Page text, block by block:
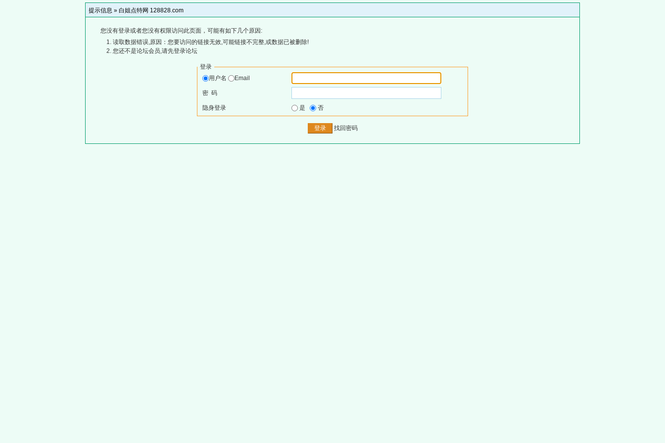
提示信息 » 白姐点特网 128828.com
您没有登录或者您没有权限访问此页面，可能有如下几个原因:
读取数据错误,原因：您要访问的链接无效,可能链接不完整,或数据已被删除!
您还不是论坛会员,请先登录论坛
登录
用户名
Email
密 码
隐身登录 是 否
找回密码